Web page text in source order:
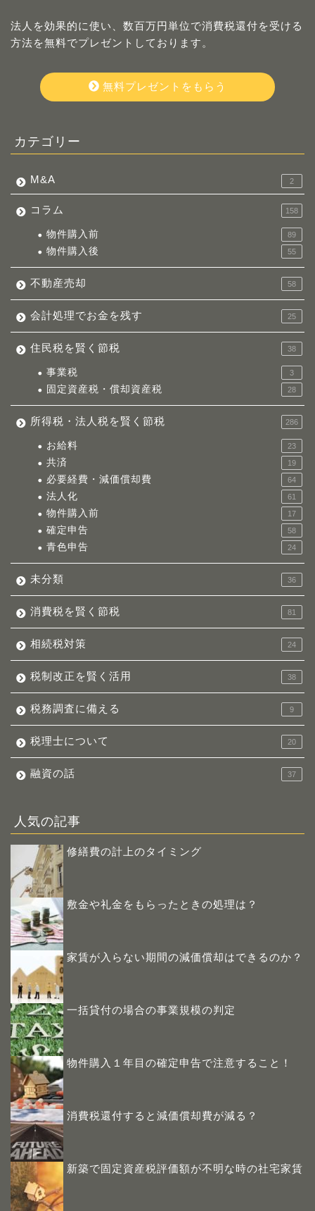
法人を効果的に使い、数百万円単位で消費税還付を受ける
方法を無料でプレゼントしております。
無料プレゼントをもらう
カテゴリー
M&A 2
コラム 158
物件購入前 89
物件購入後 55
不動産売却 58
会計処理でお金を残す 25
住民税を賢く節税 38
事業税 3
固定資産税・償却資産税 28
所得税・法人税を賢く節税 286
お給料 23
共済 19
必要経費・減価償却費 64
法人化 61
物件購入前 17
確定申告 58
青色申告 24
未分類 36
消費税を賢く節税 81
相続税対策 24
税制改正を賢く活用 38
税務調査に備える 9
税理士について 20
融資の話 37
人気の記事
修繕費の計上のタイミング
敷金や礼金をもらったときの処理は？
家賃が入らない期間の減価償却はできるのか？
一括貸付の場合の事業規模の判定
物件購入１年目の確定申告で注意すること！
消費税還付すると減価償却費が減る？
新築で固定資産税評価額が不明な時の社宅家賃